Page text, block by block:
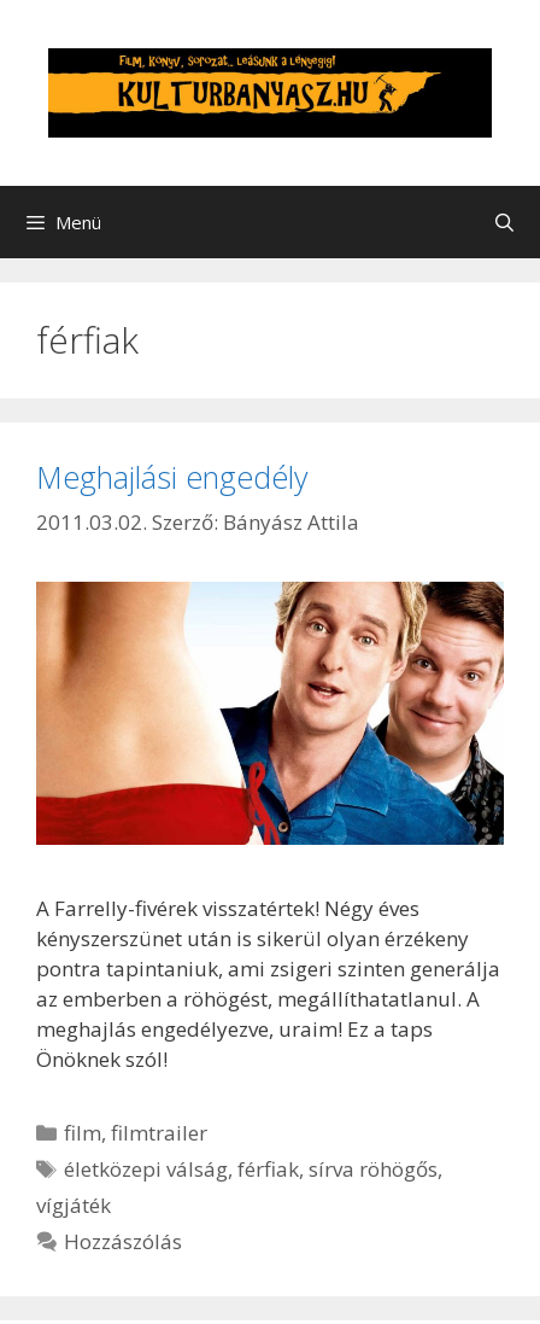
tartalomba
Menü
férfiak
Meghajlási engedély
2011.03.02. Szerző: Bányász Attila
A Farrelly-fivérek visszatértek! Négy éves
kényszerszünet után is sikerül olyan érzékeny
pontra tapintaniuk, ami zsigeri szinten generálja
az emberben a röhögést, megállíthatatlanul. A
meghajlás engedélyezve, uraim! Ez a taps
Önöknek szól!
Kategória
film,filmtrailer
Címkék
életközepi válság,férfiak,sírva röhögős,
vígjáték
Hozzászólás